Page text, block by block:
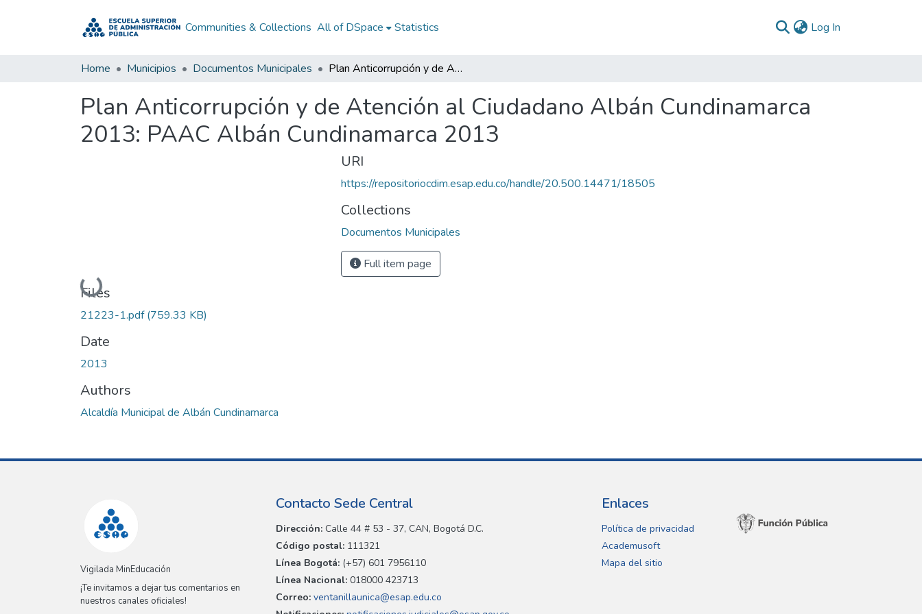
Communities & Collections All of DSpace Statistics Log In
Home Municipios Documentos Municipales Plan Anticorrupción y de Atención al Ciudadano Albán Cundinamarca 2013: PAAC Albán Cundinamarca 2013
Plan Anticorrupción y de Atención al Ciudadano Albán Cundinamarca
2013: PAAC Albán Cundinamarca 2013
Loading...
Files
21223-1.pdf(759.33 KB)
Date
2013
Authors
Alcaldía Municipal de Albán Cundinamarca
URI
https://repositoriocdim.esap.edu.co/handle/20.500.14471/18505
Collections
Documentos Municipales
Full item page
Vigilada MinEducación
¡Te invitamos a dejar tus comentarios en
nuestros canales oficiales!
Contacto Sede Central
Dirección: Calle 44 # 53 - 37, CAN, Bogotá D.C.
Código postal: 111321
Línea Bogotá: (+57) 601 7956110
Línea Nacional: 018000 423713
Correo: ventanillaunica@esap.edu.co
Enlaces
Política de privacidad
Academusoft
Mapa del sitio